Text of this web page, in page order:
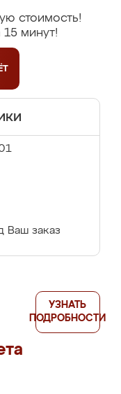
стоимость!
минут!
Ваш заказ
УЗНАТЬ
ПОДРОБНОСТИ